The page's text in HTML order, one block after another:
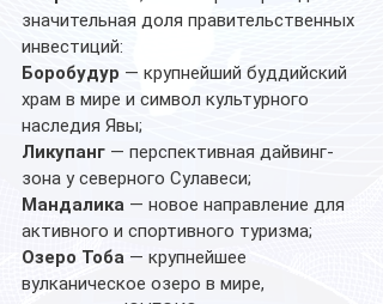
значительная доля правительственных
инвестиций:
Боробудур — крупнейший буддийский
храм в мире и символ культурного
наследия Явы;
Ликупанг — перспективная дайвинг-
зона у северного Сулавеси;
Мандалика — новое направление для
активного и спортивного туризма;
Озеро Тоба — крупнейшее
вулканическое озеро в мире,